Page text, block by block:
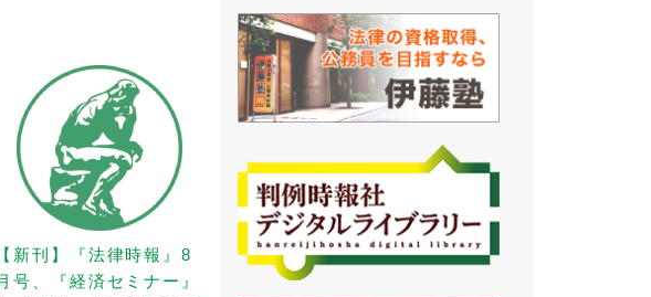
【新刊】『法律時報』8
号、『経済セミナー』